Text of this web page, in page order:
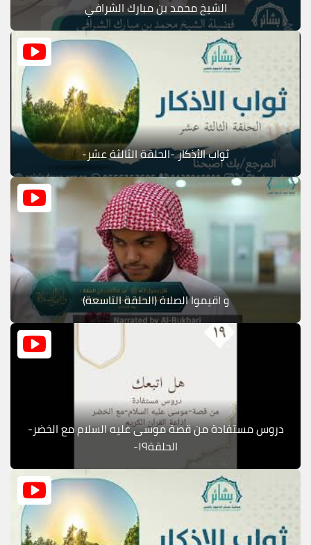
الشيخ محمد بن مبارك الشرافي
ثواب الأذكار -الحلقة الثالثة عشر-
و اقيموا الصلاة (الحلقة التاسعة)
دروس مستفادة من قصة موسى عليه السلام مع الخضر-
الحلقة١٩-